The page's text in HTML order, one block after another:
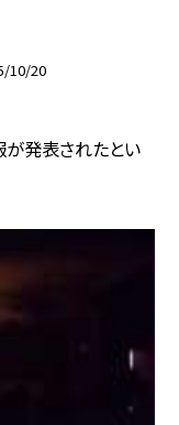
10/20
が発表されたとい